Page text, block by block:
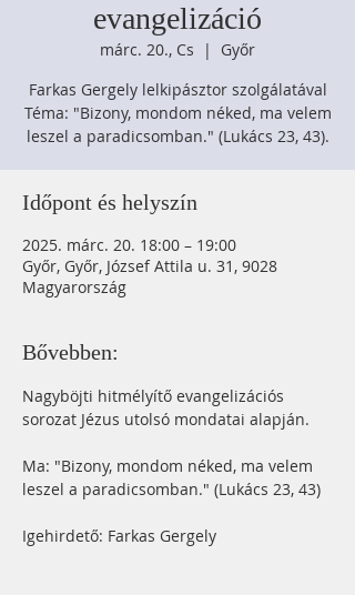
evangelizáció
márc. 20., Cs
  |
Győr
Farkas Gergely lelkipásztor szolgálatával
Téma: "Bizony, mondom néked, ma velem
Időpont és helyszín
2025. márc. 20. 18:00 – 19:00
Győr, Győr, József Attila u. 31, 9028
Magyarország
Bővebben:
Nagyböjti hitmélyítő evangelizációs
sorozat Jézus utolsó mondatai alapján.
Ma: "Bizony, mondom néked, ma velem
leszel a paradicsomban." (Lukács 23, 43)
Igehirdető: Farkas Gergely